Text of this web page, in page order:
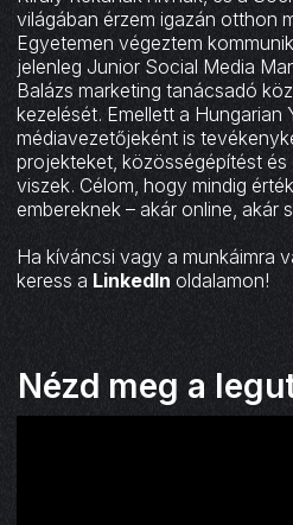
világában érzem igazán otthon
Egyetemen végeztem
jelenleg Junior Social Media
Balázs marketing tanácsadó
kezelését. Emellett a
médiavezetőjeként is
projekteket, közösségépítést
viszek. Célom, hogy mindig
embereknek – akár online, akár
Ha kíváncsi vagy a munkáimra
keress a LinkedIn oldalamon!
Nézd meg a